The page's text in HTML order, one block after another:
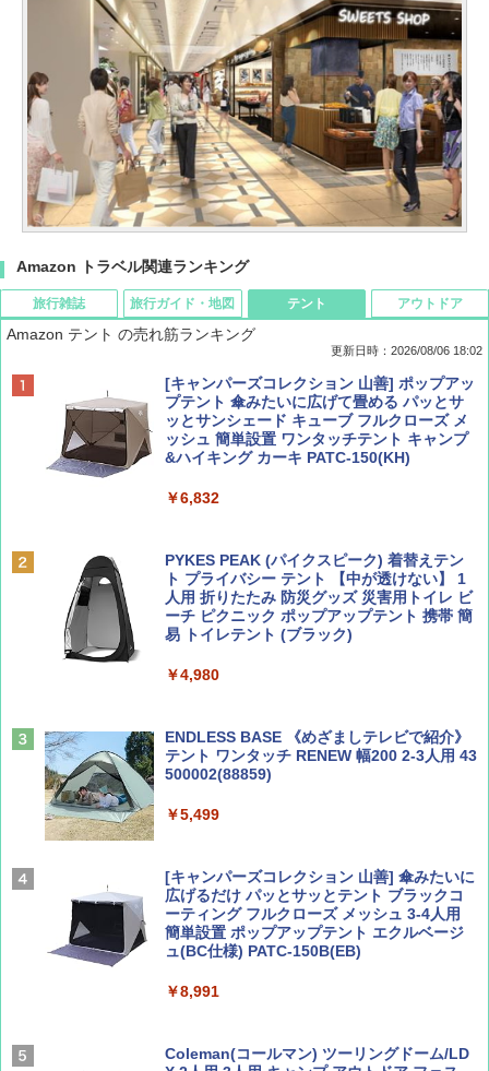
Amazon トラベル関連ランキング
旅行雑誌
ディズニーファン ２０２６年 ９月号 [雑
誌] (ＤＩＳＮＥＹ ＦＡＮ)
￥713
￥1,540
集】ボーイング110周年を祝して！
BE-PAL(ビ-パル) 2026年 9 月号【特別付録:
SOTO ミニマル"旅"財布 ランダム2種】
￥1,500
旅行ガイド・地図
D40 地球の歩き方 チェンマイ タイ北部の魅
力的な町 2026～2027 地球の歩き方D アジア
￥2,079
￥2,479
ァキア 2026～2027 地球の歩き方A ヨーロッ
￥2,277
新しい日本地理 地図・統計・移動から読み
解く (講談社現代新書)
￥1,540
テント
Amazon テント の売れ筋ランキング
更新日時：2026/08/06 18:02
[キャンパーズコレクション 山善] ポップアッ
プテント 傘みたいに広げて畳める パッとサ
ッとサンシェード キューブ フルクローズ メ
ッシュ 簡単設置 ワンタッチテント キャンプ
&ハイキング カーキ PATC-150(KH)
￥6,832
PYKES PEAK (パイクスピーク) 着替えテン
ト プライバシー テント 【中が透けない】 1
人用 折りたたみ 防災グッズ 災害用トイレ ビ
ーチ ピクニック ポップアップテント 携帯 簡
易 トイレテント (ブラック)
￥4,980
ENDLESS BASE 《めざましテレビで紹介》
テント ワンタッチ RENEW 幅200 2-3人用 43
500002(88859)
￥5,499
[キャンパーズコレクション 山善] 傘みたいに
広げるだけ パッとサッとテント ブラックコ
ーティング フルクローズ メッシュ 3-4人用
簡単設置 ポップアップテント エクルベージ
ュ(BC仕様) PATC-150B(EB)
￥8,991
Coleman(コールマン) ツーリングドーム/LD
アウトドア